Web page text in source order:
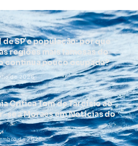
SP e população: por que
regiões mais famosas do
continua pouco ocupada?
de 2026
Critica Tom de Tarcísio ao
se a Moraes em Notícias do
de 2025